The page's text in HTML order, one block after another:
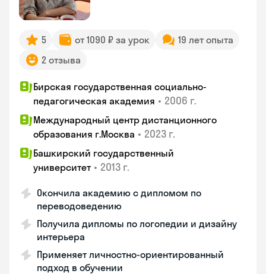
5 от 1090 ₽ за урок
19 лет опыта
2 отзыва
Бирская государственная социально-
педагогическая академия • 2006 г.
Международный центр дистанционного
образования г.Москва • 2023 г.
Башкирский государственный
университет • 2013 г.
Окончила академию с дипломом по
переводоведению
Получила дипломы по логопедии и дизайну
интерьера
Применяет личностно-ориентированный
подход в обучении